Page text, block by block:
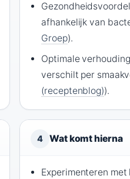
afhankelijk van
Groep).
Optimale
verschilt per
(receptenblog)).
4 Wat komt hierna
Experimenteren